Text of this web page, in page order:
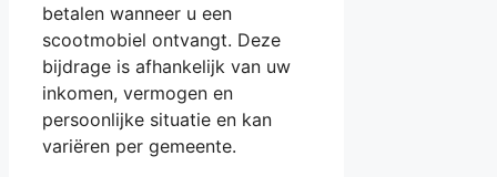
betalen wanneer u een
scootmobiel ontvangt. Deze
bijdrage is afhankelijk van uw
inkomen, vermogen en
persoonlijke situatie en kan
variëren per gemeente.